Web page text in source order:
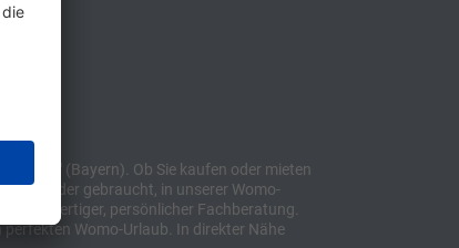
(Bayern). Ob Sie kaufen oder mieten
neu oder gebraucht, in unserer Womo-
hochwertiger, persönlicher Fachberatung.
Womo-Urlaub. In direkter Nähe